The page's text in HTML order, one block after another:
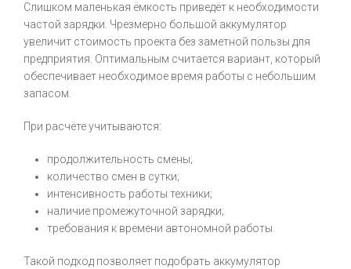
Слишком маленькая ёмкость приведёт к необходимости
частой зарядки. Чрезмерно большой аккумулятор
увеличит стоимость проекта без заметной пользы для
предприятия. Оптимальным считается вариант, который
обеспечивает необходимое время работы с небольшим
запасом.
При расчёте учитываются:
продолжительность смены;
количество смен в сутки;
интенсивность работы техники;
наличие промежуточной зарядки;
требования к времени автономной работы.
Такой подход позволяет подобрать аккумулятор